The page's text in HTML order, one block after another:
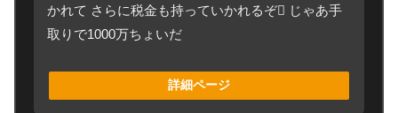
かれて さらに税金も持っていかれるぞ🫪 じゃあ手
取りで1000万ちょいだ
詳細ページ